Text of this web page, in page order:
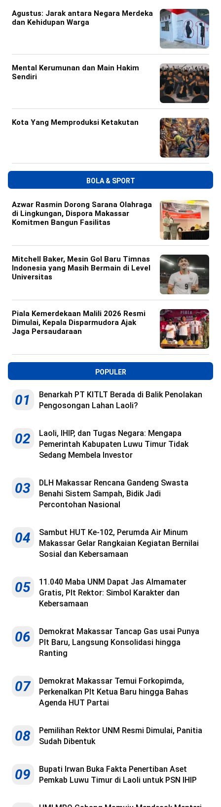
Agustus: Jarak antara Negara Merdeka
dan Kehidupan Warga
Mental Kerumunan dan Main Hakim
Sendiri
Kota Yang Memproduksi Ketakutan
BOLA & SPORT
Azwar Rasmin Dorong Sarana Olahraga
di Lingkungan, Dispora Makassar
Komitmen Bangun Fasilitas
Mitchell Baker, Mesin Gol Baru Timnas
Indonesia yang Masih Bermain di Level
Universitas
Piala Kemerdekaan Malili 2026 Resmi
Dimulai, Kepala Disparmudora Ajak
Jaga Persaudaraan
POPULER
01
Benarkah PT KITLT Berada di Balik Penolakan
Pengosongan Lahan Laoli?
02
Laoli, IHIP, dan Tugas Negara: Mengapa
Pemerintah Kabupaten Luwu Timur Tidak
Sedang Membela Investor
03
DLH Makassar Rencana Gandeng Swasta
Benahi Sistem Sampah, Bidik Jadi
Percontohan Nasional
04
Sambut HUT Ke-102, Perumda Air Minum
Makassar Gelar Rangkaian Kegiatan Bernilai
Sosial dan Kebersamaan
05
11.040 Maba UNM Dapat Jas Almamater
Gratis, Plt Rektor: Simbol Karakter dan
Kebersamaan
06
Demokrat Makassar Tancap Gas usai Punya
Plt Baru, Langsung Konsolidasi hingga
Ranting
07
Demokrat Makassar Temui Forkopimda,
Perkenalkan Plt Ketua Baru hingga Bahas
Agenda HUT Partai
08
Pemilihan Rektor UNM Resmi Dimulai, Panitia
Sudah Dibentuk
09
Bupati Irwan Buka Fakta Penertiban Aset
Pemkab Luwu Timur di Laoli untuk PSN IHIP